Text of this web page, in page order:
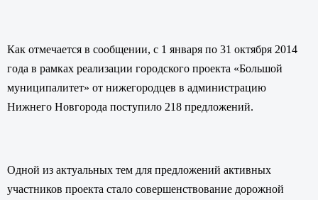
Как отмечается в сообщении, с 1 января по 31 октября 2014
года в рамках реализации городского проекта «Большой
муниципалитет» от нижегородцев в администрацию
Нижнего Новгорода поступило 218 предложений.
Одной из актуальных тем для предложений активных
участников проекта стало совершенствование дорожной